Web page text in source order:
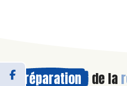
Préparation de la